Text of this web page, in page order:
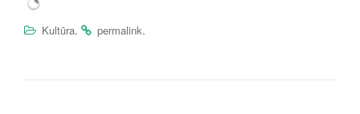
Kultūra. permalink.